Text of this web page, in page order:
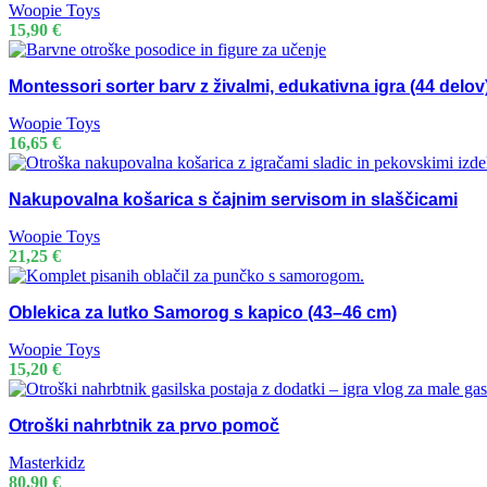
Woopie Toys
15,90 €
Montessori sorter barv z živalmi, edukativna igra (44
Woopie Toys
16,65 €
Nakupovalna košarica s čajnim servisom in slaščicami
Woopie Toys
21,25 €
Oblekica za lutko Samorog s kapico (43–46 cm)
Woopie Toys
15,20 €
Otroški nahrbtnik za prvo pomoč
Masterkidz
80,90 €